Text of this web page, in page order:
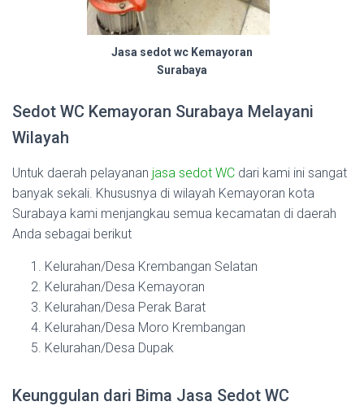
Jasa sedot wc Kemayoran
Surabaya
Sedot WC Kemayoran Surabaya Melayani
Wilayah
Untuk daerah pelayanan jasa sedot WC dari kami ini sangat
banyak sekali. Khususnya di wilayah Kemayoran kota
Surabaya kami menjangkau semua kecamatan di daerah
Anda sebagai berikut
Kelurahan/Desa Krembangan Selatan
Kelurahan/Desa Kemayoran
Kelurahan/Desa Perak Barat
Kelurahan/Desa Moro Krembangan
Kelurahan/Desa Dupak
Keunggulan dari Bima Jasa Sedot WC